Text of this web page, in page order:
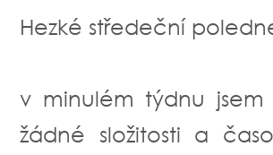
Hezké středeční
v minulém týdnu
žádné složitosti a